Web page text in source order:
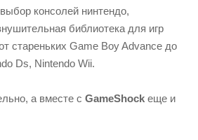
консолей нинтендо,
библиотека для игр
стареньких Game Boy Advance до
Ds, Nintendo Wii.
а вместе с GameShock еще и